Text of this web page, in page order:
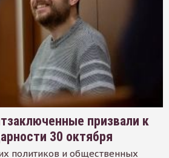
призвали к
30 октября
политиков и общественных